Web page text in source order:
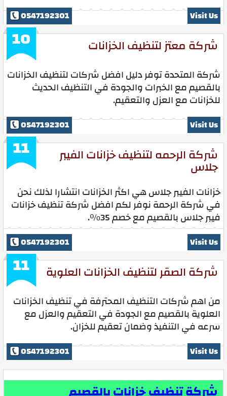
0547192301 Visit Us
10 شركة معتز لتنظيف الخزانات
شركة المتحدة توفر دليل افضل شركات لتنظيف الخزانات
بالقصيم مع الخبرات والجودة في التنظيف الحديث
للخزانات مع العزل والتعقيم.
0547192301 Visit Us
11 شركة الرحمه لتنظيف خزانات الفيبر
جلاس
خزانات الفيبر جلاس هي اكثر الخزانات انتشارا لذلك نحن
في شركة الرحمة نوفر لكم افضل شركة تنظيف خزانات
فيبر جلاس بالقصيم مع خصم 35%.
0547192301 Visit Us
11 شركة الصقر لتنظيف الخزانات العلوية
من اهم شركات التنظيف المحترفة في تنظيف الخزانات
العلوية بالقصيم مع الجودة في التعقيم والعزل مع
سرعه في التنفيذ وضمان تعقيم للخزان.
0547192301 Visit Us